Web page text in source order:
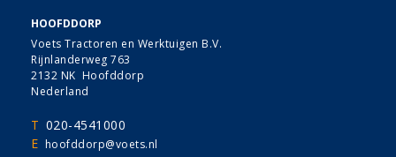
HOOFDDORP
Voets Tractoren en Werktuigen B.V.
Rijnlanderweg 763
2132 NK Hoofddorp
Nederland
T 020-4541000
E hoofddorp@voets.nl